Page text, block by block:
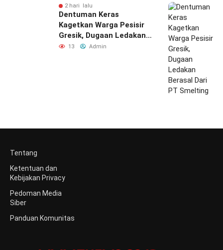
2 hari lalu
Dentuman Keras
Kagetkan Warga Pesisir
Gresik, Dugaan Ledakan
Berasal Dari PT Smelting
13 Admin
Tentang
Ketentuan dan
Kebijakan Privacy
Pedoman Media
Siber
Panduan Komunitas